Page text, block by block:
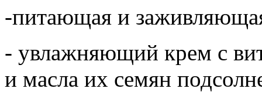
-питающая и
- увлажняющий крем с
и масла их семян